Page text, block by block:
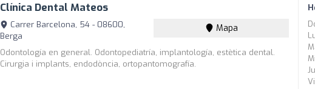
Clínica Dental Mateos
Carrer Barcelona, 54 - 08600,
Berga
Mapa
Odontología en general. Odontopediatría, implantología, estètica dental.
Cirurgia i implants, endodòncia, ortopantomografía.